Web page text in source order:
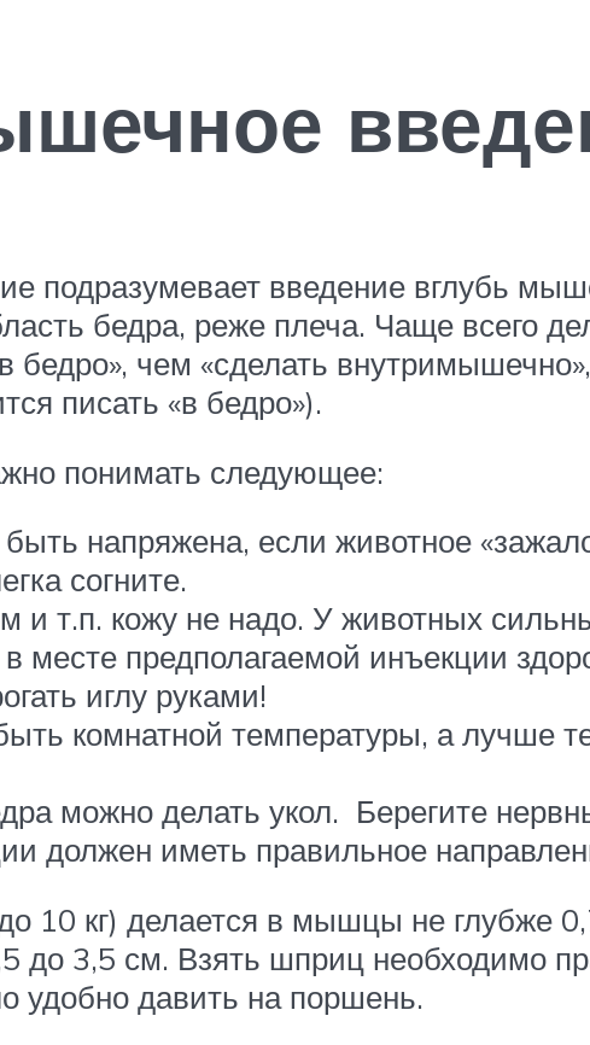
подразумевает введение вглубь
бедра, реже плеча. Чаще всего
бедро», чем «сделать
писать «в бедро»).
понимать следующее:
напряжена, если животное
согните.
и т.п. кожу не надо. У животных
месте предполагаемой инъекции
иглу руками!
комнатной температуры, а лучше
можно делать укол. Берегите
должен иметь правильное
10 кг) делается в мышцы не глубже
до 3,5 см. Взять шприц необходимо
удобно давить на поршень.